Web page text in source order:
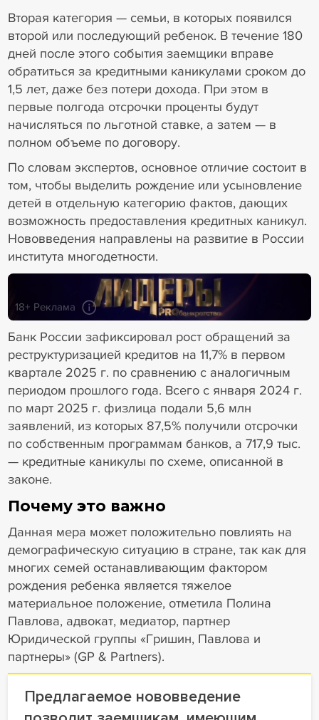
Вторая категория — семьи, в которых появился
второй или последующий ребенок. В течение 180
дней после этого события заемщики вправе
обратиться за кредитными каникулами сроком до
1,5 лет, даже без потери дохода. При этом в
первые полгода отсрочки проценты будут
начисляться по льготной ставке, а затем — в
полном объеме по договору.
По словам экспертов, основное отличие состоит в
том, чтобы выделить рождение или усыновление
детей в отдельную категорию фактов, дающих
возможность предоставления кредитных каникул.
Нововведения направлены на развитие в России
института многодетности.
18+ Реклама
Банк России зафиксировал рост обращений за
реструктуризацией кредитов на 11,7% в первом
квартале 2025 г. по сравнению с аналогичным
периодом прошлого года. Всего с января 2024 г.
по март 2025 г. физлица подали 5,6 млн
заявлений, из которых 87,5% получили отсрочки
по собственным программам банков, а 717,9 тыс.
— кредитные каникулы по схеме, описанной в
законе.
Почему это важно
Данная мера может положительно повлиять на
демографическую ситуацию в стране, так как для
многих семей останавливающим фактором
рождения ребенка является тяжелое
материальное положение, отметила Полина
Павлова, адвокат, медиатор, партнер
Юридической группы «Гришин, Павлова и
партнеры» (GP & Partners).
Предлагаемое нововведение